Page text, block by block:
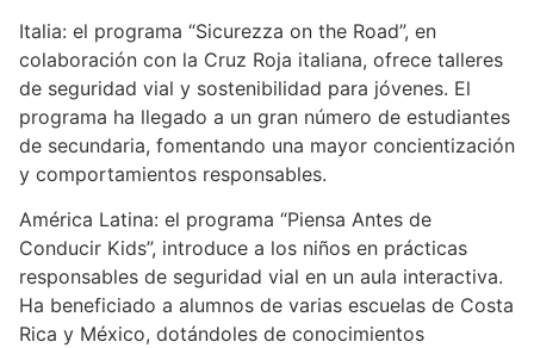
Italia: el programa “Sicurezza on the Road”, en
colaboración con la Cruz Roja italiana, ofrece talleres
de seguridad vial y sostenibilidad para jóvenes. El
programa ha llegado a un gran número de estudiantes
de secundaria, fomentando una mayor concientización
y comportamientos responsables.
América Latina: el programa “Piensa Antes de
Conducir Kids”, introduce a los niños en prácticas
responsables de seguridad vial en un aula interactiva.
Ha beneficiado a alumnos de varias escuelas de Costa
Rica y México, dotándoles de conocimientos